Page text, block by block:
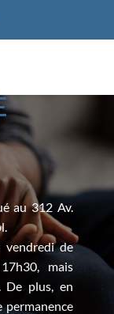
au 312 Av.
vendredi de
mais
De plus, en
permanence